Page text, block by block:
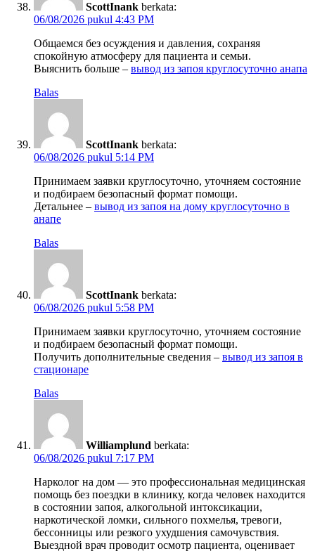
ScottInank berkata:
06/08/2026 pukul 4:43 PM
Общаемся без осуждения и давления, сохраняя
спокойную атмосферу для пациента и семьи.
Выяснить больше – вывод из запоя круглосуточно анапа
Balas
ScottInank berkata:
06/08/2026 pukul 5:14 PM
Принимаем заявки круглосуточно, уточняем состояние
и подбираем безопасный формат помощи.
Детальнее – вывод из запоя на дому круглосуточно в
анапе
Balas
ScottInank berkata:
06/08/2026 pukul 5:58 PM
Принимаем заявки круглосуточно, уточняем состояние
и подбираем безопасный формат помощи.
Получить дополнительные сведения – вывод из запоя в
стационаре
Balas
Williamplund berkata:
06/08/2026 pukul 7:17 PM
Нарколог на дом — это профессиональная медицинская
помощь без поездки в клинику, когда человек находится
в состоянии запоя, алкогольной интоксикации,
наркотической ломки, сильного похмелья, тревоги,
бессонницы или резкого ухудшения самочувствия.
Выездной врач проводит осмотр пациента, оценивает